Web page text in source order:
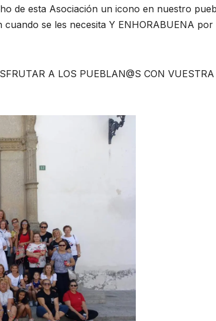
de esta Asociación un icono en nuestro
se les necesita Y ENHORABUENA por
A LOS PUEBLAN@S CON VUESTRA